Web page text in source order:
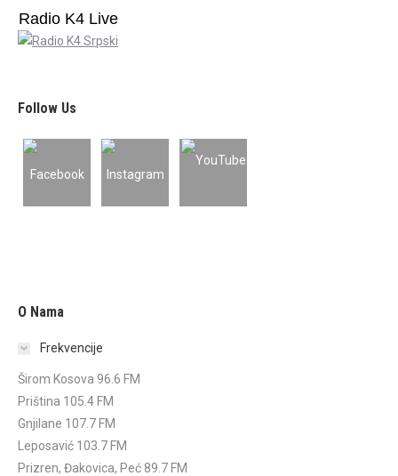
Radio K4 Live
Follow Us
O Nama
Frekvencije
Širom Kosova 96.6 FM
Priština 105.4 FM
Gnjilane 107.7 FM
Leposavić 103.7 FM
Prizren, Đakovica, Peć 89.7 FM